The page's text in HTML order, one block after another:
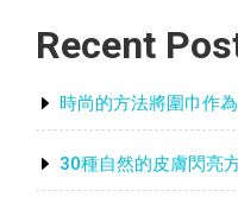
Recent
時尚的方法將圍巾作
30種自然的皮膚閃亮